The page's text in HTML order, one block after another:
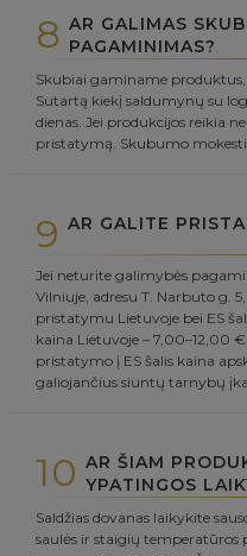
8 AR GALIMAS
PAGAMINIMAS?
Skubiai gaminame
Sutartą kiekį saldumynų su
dienas. Jei produkcijos reikia
pristatymą. Skubumo
9 AR GALITE
Jei neturite galimybės
Vilniuje, adresu T. Narbuto g.
pristatymu Lietuvoje bei ES
kaina Lietuvoje – 7,00–12,00
pristatymo į ES šalis kaina
galiojančius siuntų tarnybų
10 AR ŠIAM
YPATINGOS
Saldžias dovanas laikykite
saulės ir staigių temperatūros